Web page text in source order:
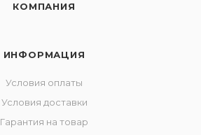
КОМПАНИЯ
ИНФОРМАЦИЯ
Условия оплаты
Условия доставки
Гарантия на товар